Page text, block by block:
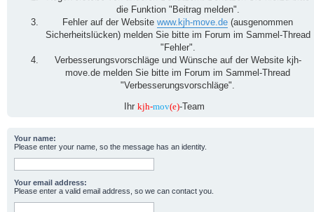
die Funktion "Beitrag melden".
Fehler auf der Website www.kjh-move.de (ausgenommen
Sicherheitslücken) melden Sie bitte im Forum im Sammel-Thread
"Fehler".
Verbesserungsvorschläge und Wünsche auf der Website kjh-
move.de melden Sie bitte im Forum im Sammel-Thread
"Verbesserungsvorschläge".
Ihr kjh-mov(e)-Team
Your name:
Please enter your name, so the message has an identity.
Your email address:
Please enter a valid email address, so we can contact you.